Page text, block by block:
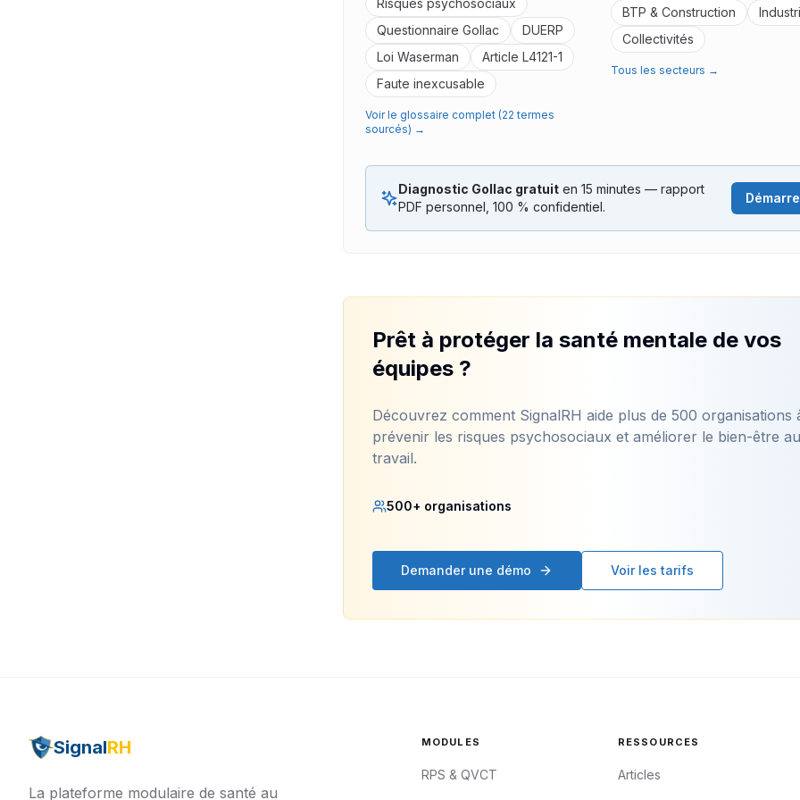
Risques psychosociaux
Questionnaire Gollac
DUERP
Loi Waserman
Article L4121-1
Faute inexcusable
Voir le glossaire complet (22 termes
sourcés) →
BTP & Construction
Collectivités
Tous les secteurs →
Diagnostic Gollac gratuit en 15 minutes — rapport
PDF personnel, 100 % confidentiel.
Prêt à protéger la santé mentale de vos
équipes ?
Découvrez comment SignalRH aide plus de 500 organisations
prévenir les risques psychosociaux et améliorer le bien-être au
travail.
500+ organisations
Demander une démo Voir les tarifs
SignalRH
La plateforme modulaire de santé au
MODULES
RPS & QVCT
RESSOURCES
Articles